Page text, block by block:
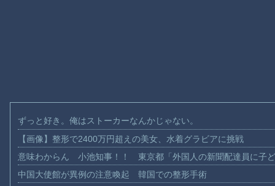
ずっと好き。俺はストーカーなんかじゃない。
【画像】整形で2400万円超えの美女、水着グラビアに挑戦
意味わからん 小池知事！！ 東京都「外国人の新聞配達員に子
中国大使館が異例の注意喚起 韓国での整形手術